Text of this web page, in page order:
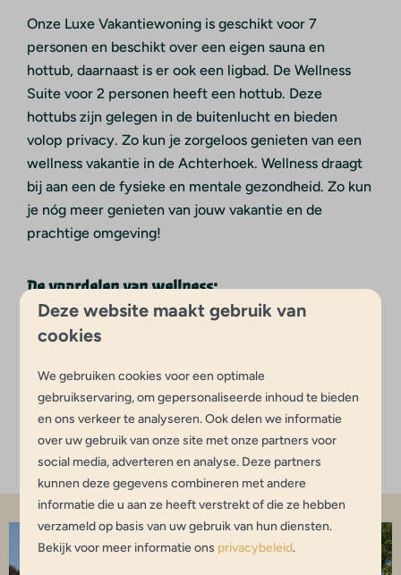
Onze Luxe Vakantiewoning is geschikt voor 7
personen en beschikt over een eigen sauna en
hottub, daarnaast is er ook een ligbad. De Wellness
Suite voor 2 personen heeft een hottub. Deze
hottubs zijn gelegen in de buitenlucht en bieden
volop privacy. Zo kun je zorgeloos genieten van een
wellness vakantie in de Achterhoek. Wellness draagt
bij aan een de fysieke en mentale gezondheid. Zo kun
je nóg meer genieten van jouw vakantie en de
prachtige omgeving!
De voordelen van wellness:
Verbeterde nachtrust
Verbeterde weerstand
Ultieme ontspanning
Mentale en fysieke welzijn
Deze website maakt gebruik van
cookies
We gebruiken cookies voor een optimale
gebruikservaring, om gepersonaliseerde inhoud te bieden
en ons verkeer te analyseren. Ook delen we informatie
over uw gebruik van onze site met onze partners voor
social media, adverteren en analyse. Deze partners
kunnen deze gegevens combineren met andere
informatie die u aan ze heeft verstrekt of die ze hebben
verzameld op basis van uw gebruik van hun diensten.
Bekijk voor meer informatie ons privacybeleid.